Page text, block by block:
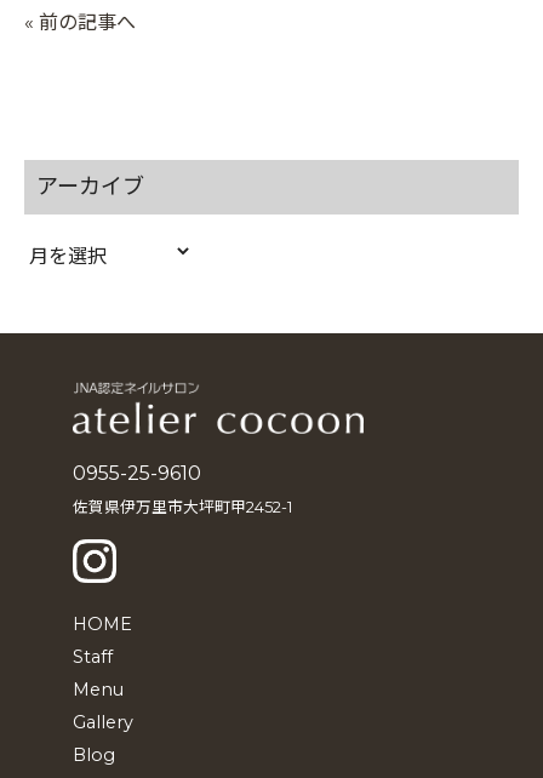
« 前の記事へ
アーカイブ
ア
0955-25-9610
佐賀県伊万里市大坪町甲2452-1
HOME
Staff
Menu
Gallery
Blog